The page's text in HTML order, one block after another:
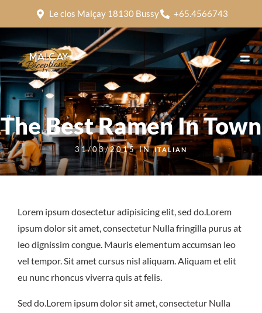
Le clos Malçay 18130 Bussy +65.4566743
The Best Ramen In Town
31/03/2015 INITALIAN
Lorem ipsum dosectetur adipisicing elit, sed do.Lorem
ipsum dolor sit amet, consectetur Nulla fringilla purus at
leo dignissim congue. Mauris elementum accumsan leo
vel tempor. Sit amet cursus nisl aliquam. Aliquam et elit
eu nunc rhoncus viverra quis at felis.
Sed do.Lorem ipsum dolor sit amet, consectetur Nulla